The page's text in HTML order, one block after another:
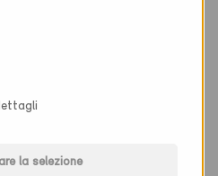
la selezione